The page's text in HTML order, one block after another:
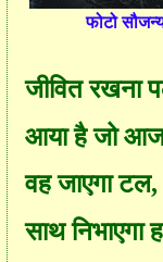
फोटो
जीवित रखना
आया है जो आज
वह जाएगा टल,
साथ निभाएगा